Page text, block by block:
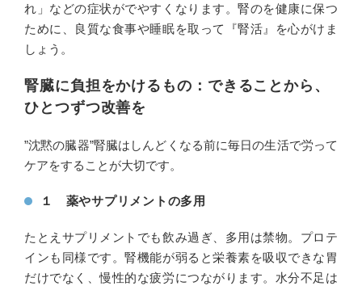
れ」などの症状がでやすくなります。腎のを健康に保つ
ために、良質な食事や睡眠を取って『腎活』を心がけま
しょう。
腎臓に負担をかけるもの：できることから、
ひとつずつ改善を
”沈黙の臓器”腎臓はしんどくなる前に毎日の生活で労って
ケアをすることが大切です。
１ 薬やサプリメントの多用
たとえサプリメントでも飲み過ぎ、多用は禁物。プロテ
インも同様です。腎機能が弱ると栄養素を吸収できな胃
だけでなく、慢性的な疲労につながります。水分不足は